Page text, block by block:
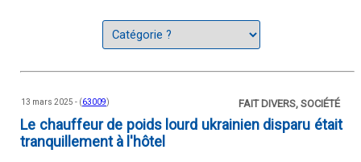
13 mars 2025 - (63009) FAIT DIVERS, SOCIÉTÉ
Le chauffeur de poids lourd ukrainien disparu était
tranquillement à l'hôtel